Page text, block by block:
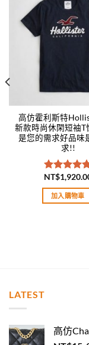
高仿霍利斯特
新款時尚休閑短袖T
是您的需求好品味
求!!
評分5.00
滿分 5
NT$
加入購物車
LATEST
高仿